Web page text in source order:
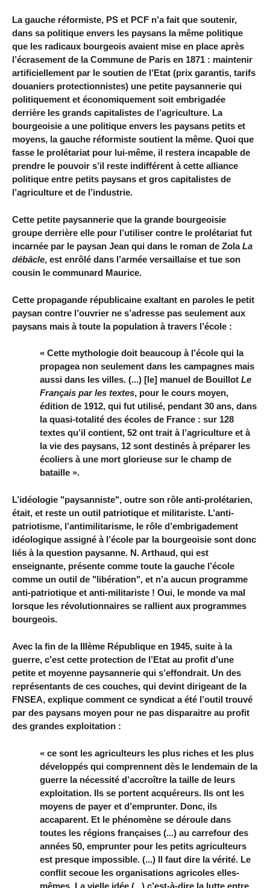
La gauche réformiste, PS et PCF n’a fait que soutenir,
dans sa politique envers les paysans la même politique
que les radicaux bourgeois avaient mise en place après
l’écrasement de la Commune de Paris en 1871 : maintenir
artificiellement par le soutien de l’Etat (prix garantis, tarifs
douaniers protectionnistes) une petite paysannerie qui
politiquement et économiquement soit embrigadée
derrière les grands capitalistes de l’agriculture. La
bourgeoisie a une politique envers les paysans petits et
moyens, la gauche réformiste soutient la même. Quoi que
fasse le prolétariat pour lui-même, il restera incapable de
prendre le pouvoir s’il reste indifférent à cette alliance
politique entre petits paysans et gros capitalistes de
l’agriculture et de l’industrie.
Cette petite paysannerie que la grande bourgeoisie
groupe derrière elle pour l’utiliser contre le prolétariat fut
incarnée par le paysan Jean qui dans le roman de ZolaLa
débâcle, est enrôlé dans l’armée versaillaise et tue son
cousin le communard Maurice.
Cette propagande républicaine exaltant en paroles le petit
paysan contre l’ouvrier ne s’adresse pas seulement aux
paysans mais à toute la population à travers l’école :
« Cette mythologie doit beaucoup à l’école qui la
propagea non seulement dans les campagnes mais
aussi dans les villes. (...) [le] manuel de Bouillot Le
Français par les textes, pour le cours moyen,
édition de 1912, qui fut utilisé, pendant 30 ans, dans
la quasi-totalité des écoles de France : sur 128
textes qu’il contient, 52 ont trait à l’agriculture et à
la vie des paysans, 12 sont destinés à préparer les
écoliers à une mort glorieuse sur le champ de
bataille ».
L’idéologie "paysanniste", outre son rôle anti-prolétarien,
était, et reste un outil patriotique et militariste. L’anti-
patriotisme, l’antimilitarisme, le rôle d’embrigadement
idéologique assigné à l’école par la bourgeoisie sont donc
liés à la question paysanne. N. Arthaud, qui est
enseignante, présente comme toute la gauche l’école
comme un outil de "libération", et n’a aucun programme
anti-patriotique et anti-militariste ! Oui, le monde va mal
lorsque les révolutionnaires se rallient aux programmes
bourgeois.
Avec la fin de la IIIème République en 1945, suite à la
guerre, c’est cette protection de l’Etat au profit d’une
petite et moyenne paysannerie qui s’effondrait. Un des
représentants de ces couches, qui devint dirigeant de la
FNSEA, explique comment ce syndicat a été l’outil trouvé
par des paysans moyen pour ne pas disparaitre au profit
des grandes exploitation :
« ce sont les agriculteurs les plus riches et les plus
développés qui comprennent dès le lendemain de la
guerre la nécessité d’accroître la taille de leurs
exploitation. Ils se portent acquéreurs. Ils ont les
moyens de payer et d’emprunter. Donc, ils
accaparent. Et le phénomène se déroule dans
toutes les régions françaises (...) au carrefour des
années 50, emprunter pour les petits agriculteurs
est presque impossible. (...) Il faut dire la vérité. Le
conflit secoue les organisations agricoles elles-
mêmes. La vielle idée (...) c’est-à-dire la lutte entre